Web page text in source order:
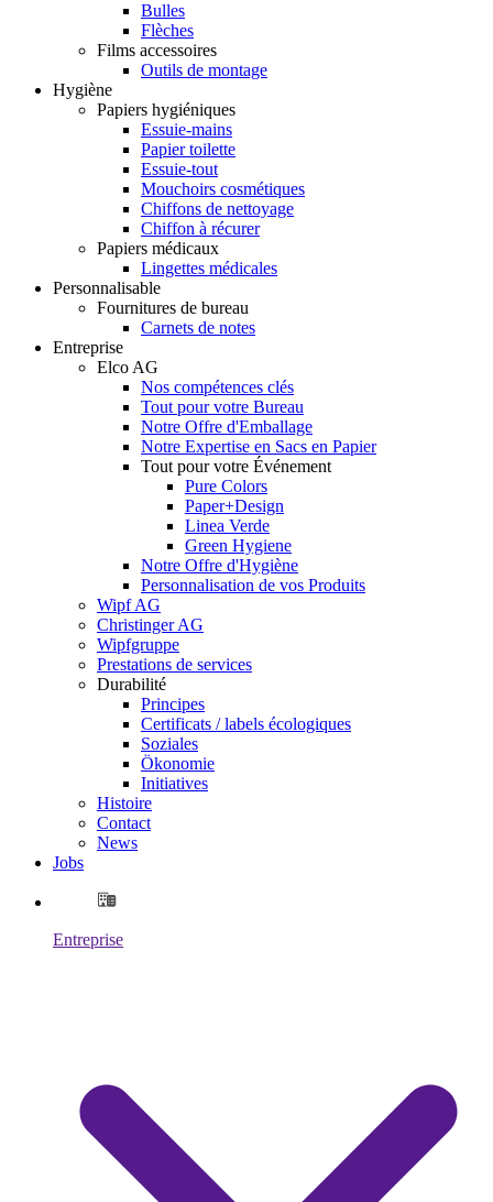
Bulles
Flèches
Films accessoires
Outils de montage
Hygiène
Papiers hygiéniques
Essuie-mains
Papier toilette
Essuie-tout
Mouchoirs cosmétiques
Chiffons de nettoyage
Chiffon à récurer
Papiers médicaux
Lingettes médicales
Personnalisable
Fournitures de bureau
Carnets de notes
Entreprise
Elco AG
Nos compétences clés
Tout pour votre Bureau
Notre Offre d'Emballage
Notre Expertise en Sacs en Papier
Tout pour votre Événement
Pure Colors
Paper+Design
Linea Verde
Green Hygiene
Notre Offre d'Hygiène
Personnalisation de vos Produits
Wipf AG
Christinger AG
Wipfgruppe
Prestations de services
Durabilité
Principes
Certificats / labels écologiques
Soziales
Ökonomie
Initiatives
Histoire
Contact
News
Jobs
Entreprise